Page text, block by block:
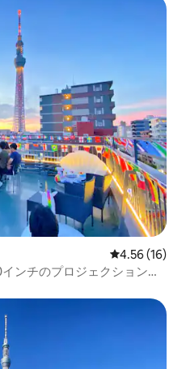
レビュー16
4.56 (16)
ンチのプロジェクションス